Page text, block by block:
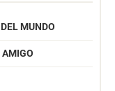
MUNDO
AMIGO